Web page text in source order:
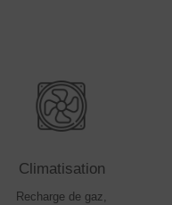
Climatisation
Recharge de gaz,